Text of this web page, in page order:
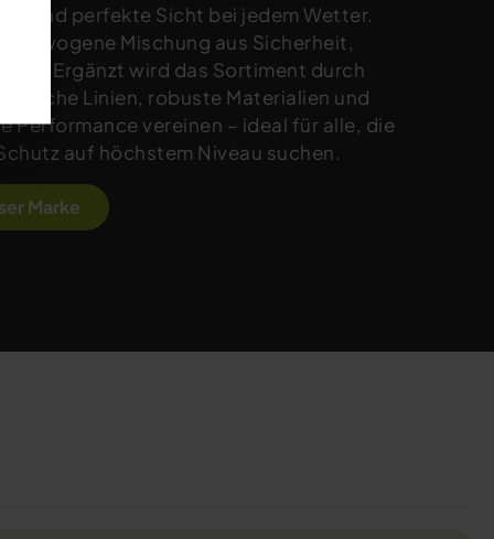
und perfekte Sicht bei jedem Wetter.
Mischung aus Sicherheit,
Ergänzt wird das Sortiment durch
Linien, robuste Materialien und
Performance vereinen – ideal für alle, die
auf höchstem Niveau suchen.
Marke